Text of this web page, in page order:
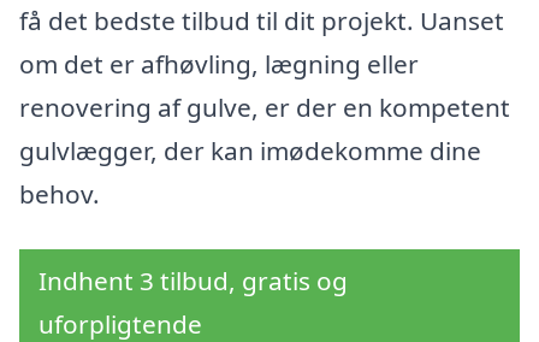
få det bedste tilbud til dit projekt. Uanset
om det er afhøvling, lægning eller
renovering af gulve, er der en kompetent
gulvlægger, der kan imødekomme dine
behov.
Indhent 3 tilbud, gratis og
uforpligtende